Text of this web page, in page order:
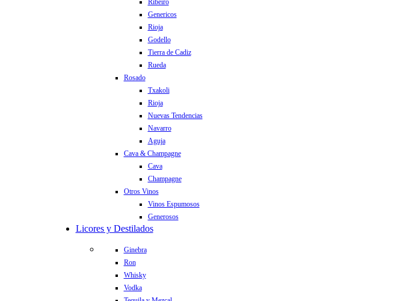
Ribeiro
Genericos
Rioja
Godello
Tierra de Cadiz
Rueda
Rosado
Txakoli
Rioja
Nuevas Tendencias
Navarro
Aguja
Cava & Champagne
Cava
Champagne
Otros Vinos
Vinos Espumosos
Generosos
Licores y Destilados
Ginebra
Ron
Whisky
Vodka